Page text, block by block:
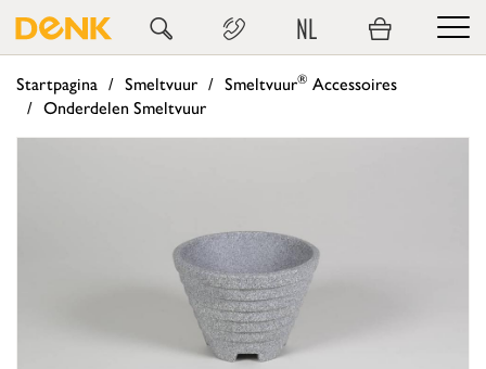
NL
Startpagina Smeltvuur Smeltvuur® Accessoires
Onderdelen Smeltvuur